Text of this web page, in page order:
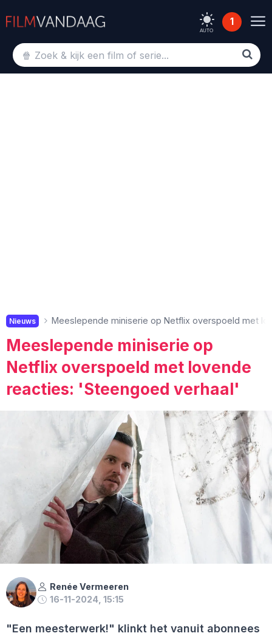
AUTO
1
Nieuws Meeslepende miniserie op Netflix overspoeld met
Meeslepende miniserie op
Netflix overspoeld met lovende
reacties: 'Steengoed verhaal'
Renée Vermeeren
16-11-2024, 15:15
"Een meesterwerk!" klinkt het vanuit abonnees